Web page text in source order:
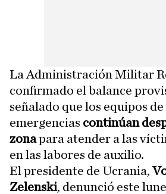
La Administración Militar
confirmado el balance
señalado que los equipos
emergencias continúan
zonapara atender a las
en las labores de auxilio.
El presidente de Ucrania,
Zelenski, denunció este